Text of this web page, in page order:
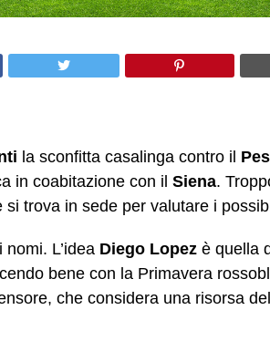
la sconfitta casalinga contro il
in coabitazione con il Siena.
trova in sede per valutare i
L’idea Diego Lopez è quella
bene con la Primavera
che considera una risorsa